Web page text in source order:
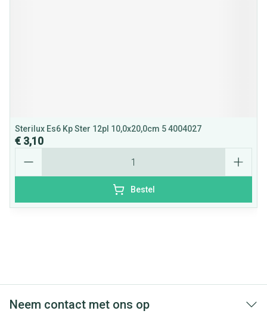
Sterilux Es6 Kp Ster 12pl 10,0x20,0cm 5 4004027
€ 3,10
Bestel
Neem contact met ons op